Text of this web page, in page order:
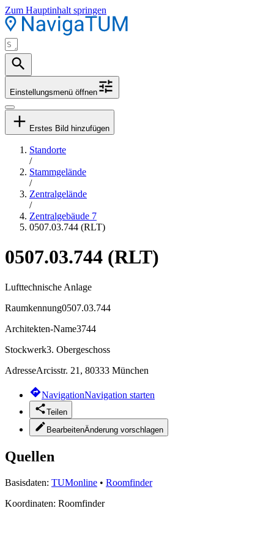
Zum Hauptinhalt springen
Einstellungsmenü öffnen
Erstes Bild hinzufügen
Standorte
/
Stammgelände
/
Zentralgelände
/
Zentralgebäude 7
0507.03.744 (RLT)
0507.03.744 (RLT)
Lufttechnische Anlage
Raumkennung0507.03.744
Architekten-Name3744
Stockwerk3. Obergeschoss
AdresseArcisstr. 21, 80333 München
NavigationNavigation starten
Teilen
BearbeitenÄnderung vorschlagen
Quellen
Basisdaten: TUMonline • Roomfinder
Koordinaten: Roomfinder